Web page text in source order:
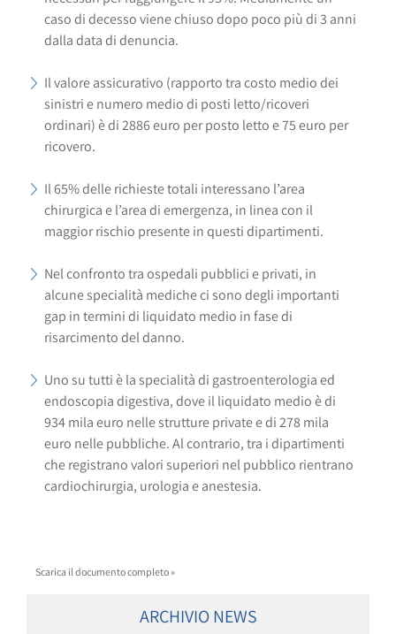
caso di decesso viene chiuso dopo poco più di 3 anni
dalla data di denuncia.
Il valore assicurativo (rapporto tra costo medio dei
sinistri e numero medio di posti letto/ricoveri
ordinari) è di 2886 euro per posto letto e 75 euro per
ricovero.
Il 65% delle richieste totali interessano l’area
chirurgica e l’area di emergenza, in linea con il
maggior rischio presente in questi dipartimenti.
Nel confronto tra ospedali pubblici e privati, in
alcune specialità mediche ci sono degli importanti
gap in termini di liquidato medio in fase di
risarcimento del danno.
Uno su tutti è la specialità di gastroenterologia ed
endoscopia digestiva, dove il liquidato medio è di
934 mila euro nelle strutture private e di 278 mila
euro nelle pubbliche. Al contrario, tra i dipartimenti
che registrano valori superiori nel pubblico rientrano
cardiochirurgia, urologia e anestesia.
Scarica il documento completo »
ARCHIVIO NEWS